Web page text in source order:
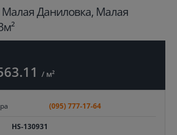
Даниловка, Малая
/ м²
(095) 777-17-64
HS-130931